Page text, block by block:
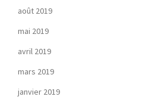
août 2019
mai 2019
avril 2019
mars 2019
janvier 2019